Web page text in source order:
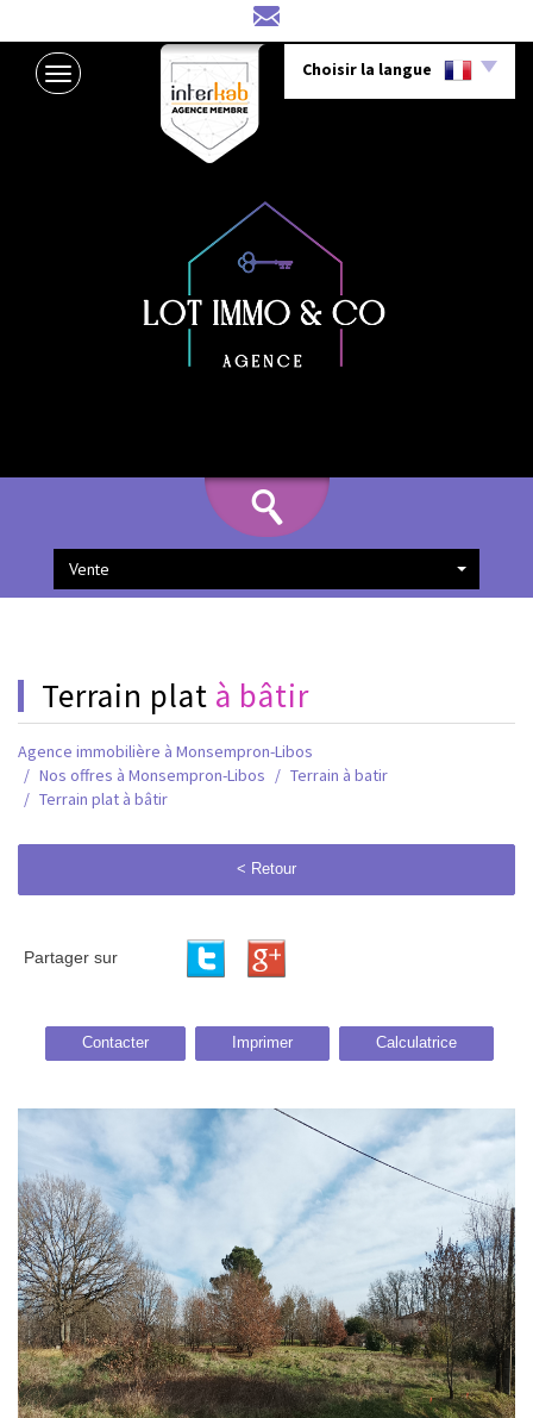
Choisir la langue
Vente
terrain plat à bâtir
Agence immobilière à Monsempron-Libos
Nos offres à Monsempron-Libos
Terrain à batir
Terrain plat à bâtir
< Retour
Partager sur
Contacter Imprimer Calculatrice